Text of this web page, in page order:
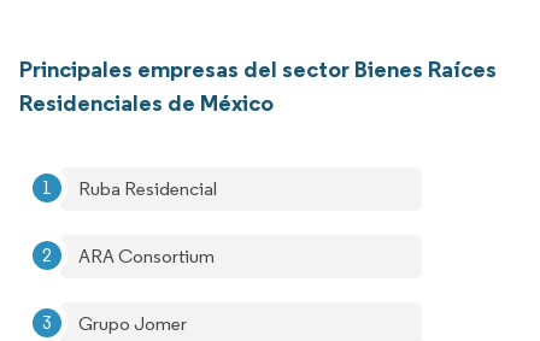
Principales empresas del sector Bienes Raíces
Residenciales de México
Ruba Residencial
ARA Consortium
Grupo Jomer